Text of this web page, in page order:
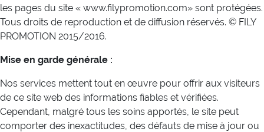
les pages du site « www.filypromotion.com» sont protégées.
Tous droits de reproduction et de diffusion réservés. © FILY
PROMOTION 2015/2016.
Mise en garde générale :
Nos services mettent tout en œuvre pour offrir aux visiteurs
de ce site web des informations fiables et vérifiées.
Cependant, malgré tous les soins apportés, le site peut
comporter des inexactitudes, des défauts de mise à jour ou